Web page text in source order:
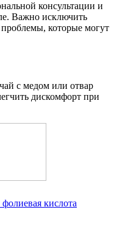
консультации и
Важно исключить
которые могут
с медом или отвар
дискомфорт при
кислота